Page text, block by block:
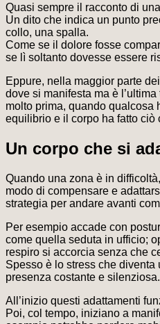
Quasi sempre il racconto di
Un dito che indica un punto
collo, una spalla.
Come se il dolore fosse
se lì soltanto dovesse essere
Eppure, nella maggior parte
dove si manifesta ma è
molto prima, quando qualcosa
equilibrio e il corpo ha fatto ciò
Un corpo che si
Quando una zona è in
modo di compensare e
strategia per andare avanti
Per esempio accade con
come quella seduta in ufficio;
respiro si accorcia senza che
Spesso è lo stress che diventa
presenza costante e silenziosa.
All’inizio questi adattamenti
Poi, col tempo, iniziano a